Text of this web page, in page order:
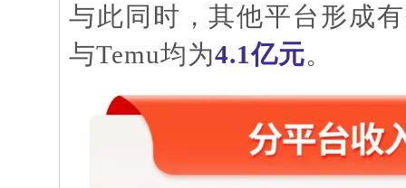
与此同时，其他平台形成
与Temu均为4.1亿元。